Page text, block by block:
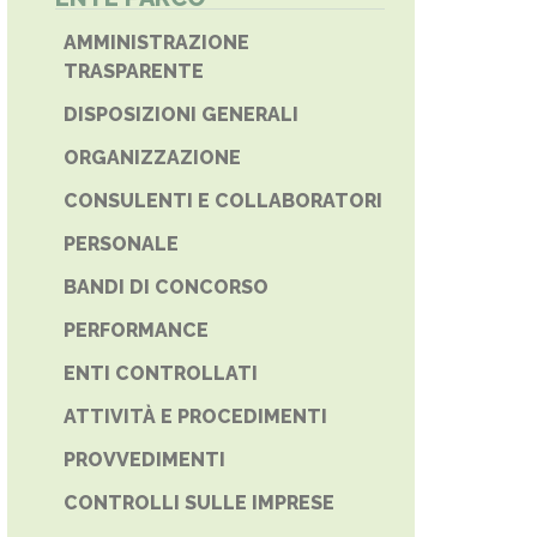
AMMINISTRAZIONE
TRASPARENTE
DISPOSIZIONI GENERALI
ORGANIZZAZIONE
CONSULENTI E COLLABORATORI
PERSONALE
BANDI DI CONCORSO
PERFORMANCE
ENTI CONTROLLATI
ATTIVITÀ E PROCEDIMENTI
PROVVEDIMENTI
CONTROLLI SULLE IMPRESE